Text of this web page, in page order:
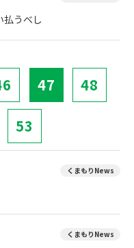
払うべし
47 48
53
くまもりNews
くまもりNews